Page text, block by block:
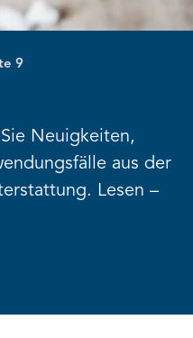
9
Neuigkeiten,
aus der
Lesen –